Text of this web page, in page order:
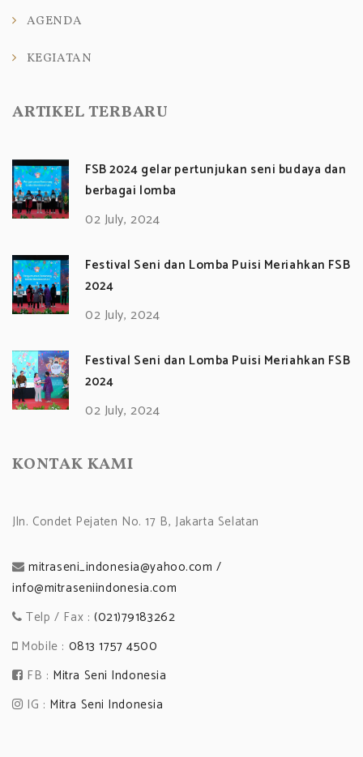
AGENDA
KEGIATAN
ARTIKEL TERBARU
FSB 2024 gelar pertunjukan seni budaya dan
berbagai lomba
02 July, 2024
Festival Seni dan Lomba Puisi Meriahkan FSB
2024
02 July, 2024
Festival Seni dan Lomba Puisi Meriahkan FSB
2024
02 July, 2024
KONTAK KAMI
Jln. Condet Pejaten No. 17 B, Jakarta Selatan
mitraseni_indonesia@yahoo.com /
info@mitraseniindonesia.com
Telp / Fax :(021)79183262
Mobile : 0813 1757 4500
FB : Mitra Seni Indonesia
IG : Mitra Seni Indonesia